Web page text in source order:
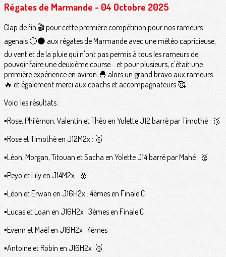
Régates de Marmande - 04 Octobre 2025
Clap de fin 🎬 pour cette première compétition pour nos rameurs
agenais 🔴⚫️ aux régates de Marmande avec une météo capricieuse,
du vent et de la pluie qui n'ont pas permis à tous les rameurs de
pouvoir faire une deuxième course... et pour plusieurs, c'était une
première expérience en aviron 🐣 alors un grand bravo aux rameurs
🔥 et également merci aux coachs et accompagnateurs 🥰.
Voici les résultats :
▪️Rose, Philémon, Valentin et Théo en Yolette J12 barré par Timothé : 🥉
▪️Rose et Timothé en J12M2x : 🥇
▪️Léon, Morgan, Titouan et Sacha en Yolette J14 barré par Mahé : 🥈
▪️Peyo et Lily en J14M2x : 🥇
▪️Léon et Erwan en J16H2x : 4èmes en Finale C
▪️Lucas et Loan en J16H2x : 3èmes en Finale C
▪️Evenn et Maël en J16H2x : 4èmes
▪️Antoine et Robin en J16H2x :🥉